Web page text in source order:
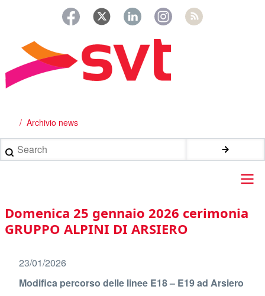
principale
Briciole
di
pane
Archivio news
Search
Main
navigation
Domenica 25 gennaio 2026 cerimonia
GRUPPO ALPINI DI ARSIERO
23/01/2026
Modifica percorso delle linee E18 – E19 ad Arsiero